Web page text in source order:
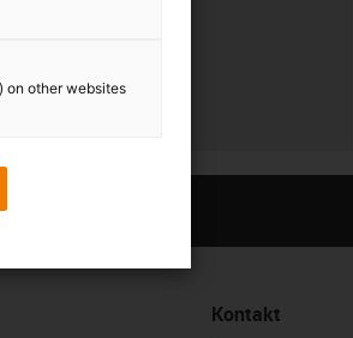
– 20 Uhr
Kontakt
on other websites